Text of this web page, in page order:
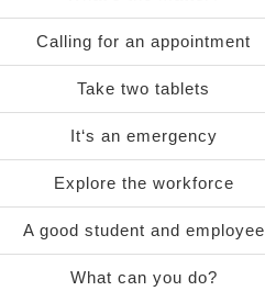
Calling for an appointment
Take two tablets
It‘s an emergency
Explore the workforce
A good student and employee
What can you do?